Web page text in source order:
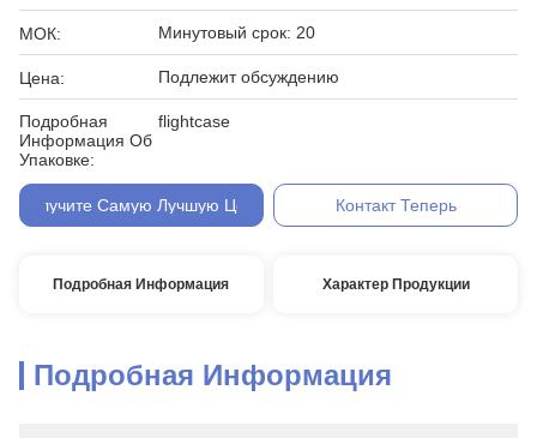
МОК: Минутовый срок: 20
Цена: Подлежит обсуждению
Подробная
Информация Об
Упаковке:
flightcase
Получите Самую Лучшую Цену Контакт Теперь
Подробная Информация Характер Продукции
Подробная Информация